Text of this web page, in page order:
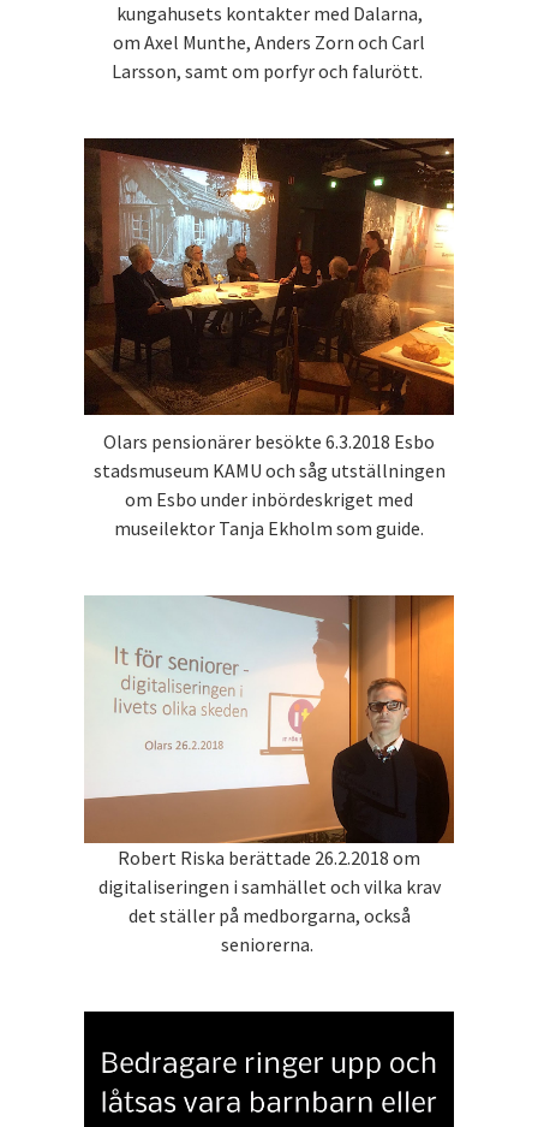
kungahusets kontakter med Dalarna,
om Axel Munthe, Anders Zorn och Carl
Larsson, samt om porfyr och falurött.
Olars pensionärer besökte 6.3.2018 Esbo
stadsmuseum KAMU och såg utställningen
om Esbo under inbördeskriget med
museilektor Tanja Ekholm som guide.
Robert Riska berättade 26.2.2018 om
digitaliseringen i samhället och vilka krav
det ställer på medborgarna, också
seniorerna.